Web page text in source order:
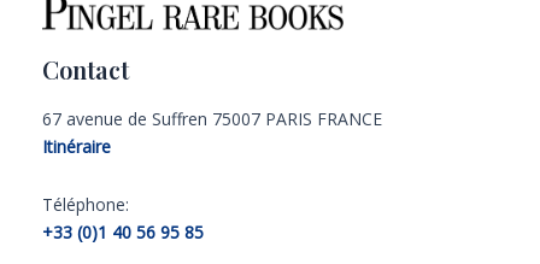
Contact
67 avenue de Suffren 75007 PARIS FRANCE
Itinéraire
Téléphone:
+33 (0)1 40 56 95 85